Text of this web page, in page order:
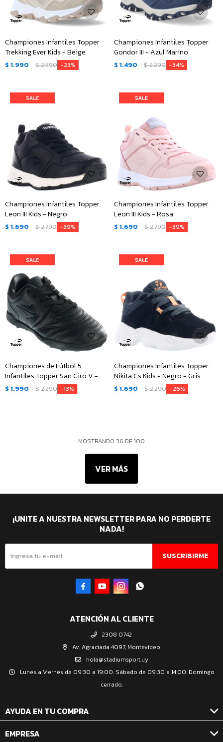
Championes Infantiles Topper
Trekking Ever Kids - Beige
$ 1.990 $2.590 23
Championes Infantiles Topper
Gondor III - Azul Marino
$ 1.490 $2.290 34
Championes Infantiles Topper
Leon III Kids - Negro
$ 1.690 $2.790 39
Championes Infantiles Topper
Leon III Kids - Rosa
$ 1.690 $2.790 39
Championes de Fútbol 5
Infantiles Topper San Ciro V -
Negro
$ 1.990 $2.290 13
Championes Infantiles Topper
Nikita Cs Kids - Negro - Gris
$ 1.690 $2.290 26
MOSTRANDO 36 DE100
VER MÁS
ATENCIÓN AL CLIENTE
2308 0742
Av. Agraciada 4097, Montevideo
hola@stadiumsport.uy
Lunes a Viernes de 09:30 a 19:00. Sábado de 09:30 a 14:00. Domingo
cerrado.
AYUDA EN TU COMPRA
EMPRESA
¡UNITE A NUESTRA NEWSLETTER PARA NO PERDERTE
NADA!
SUSCRIBIRME
   